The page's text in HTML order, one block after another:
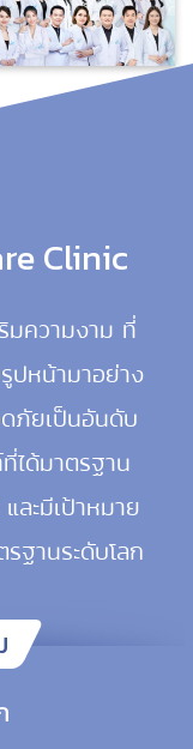
Clinic
มความงาม ที่
ปหน้ามาอย่าง
ดภัยเป็นอันดับ
ได้มาตรฐาน
ะมีเป้าหมาย
ฐานระดับโลก